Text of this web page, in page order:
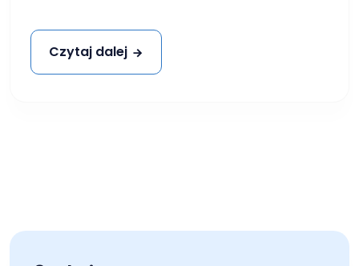
Czytaj dalej